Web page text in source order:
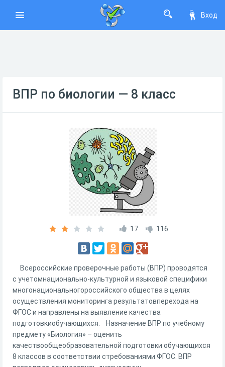
Вход
ВПР по биологии — 8 класс
17 116
Всероссийские проверочные работы (ВПР) проводятся
с учетомнационально-культурной и языковой специфики
многонациональногороссийского общества в целях
осуществления мониторинга результатовперехода на
ФГОС и направлены на выявление качества
подготовкиобучающихся. Назначение ВПР по учебному
предмету «Биология» – оценить
качествообщеобразовательной подготовки обучающихся
8 классов в соответствии стребованиями ФГОС. ВПР